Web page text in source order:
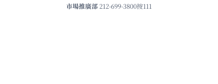
市場推廣部 212-699-3800按111